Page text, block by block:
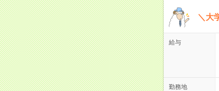
＼大
給与
勤務地